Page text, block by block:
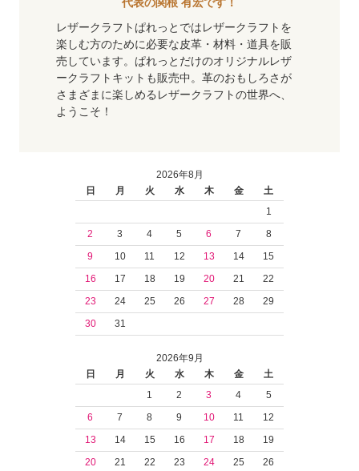
レザークラフトぱれっとではレザークラフトを
楽しむ方のために必要な皮革・材料・道具を販
売しています。ぱれっとだけのオリジナルレザ
ークラフトキットも販売中。革のおもしろさが
さまざまに楽しめるレザークラフトの世界へ、
ようこそ！
2026年8月
日
月 火 水 木 金
土
1
2
3 4 5 6 7
8
9
10 11 12 13 14
15
16
17 18 19 20 21
22
23
24 25 26 27 28
29
30
31
2026年9月
日
月 火 水 木 金
土
1
2 3 4
5
6
7 8 9 10 11
12
13
14 15 16 17 18
19
20
21 22 23 24 25
26